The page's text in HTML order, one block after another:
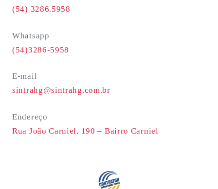
(54) 3286.5958
Whatsapp
(54)3286-5958
E-mail
sintrahg@sintrahg.com.br
Endereço
Rua João Carniel, 190 – Bairro Carniel